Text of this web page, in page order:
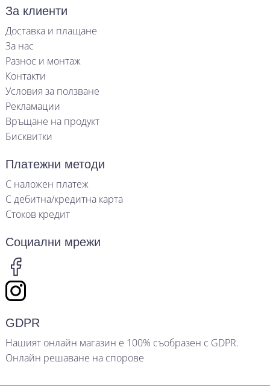
За клиенти
Доставка и плащане
За нас
Разнос и монтаж
Контакти
Условия за ползване
Рекламации
Връщане на продукт
Бисквитки
Платежни методи
С наложен платеж
С дебитна/кредитна карта
Стоков кредит
Социални мрежи
GDPR
Нашият онлайн магазин е 100% съобразен с GDPR.
Онлайн решаване на спорове